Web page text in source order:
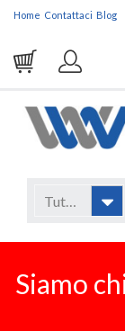
Home Contattaci Blog
Tutto
Siamo